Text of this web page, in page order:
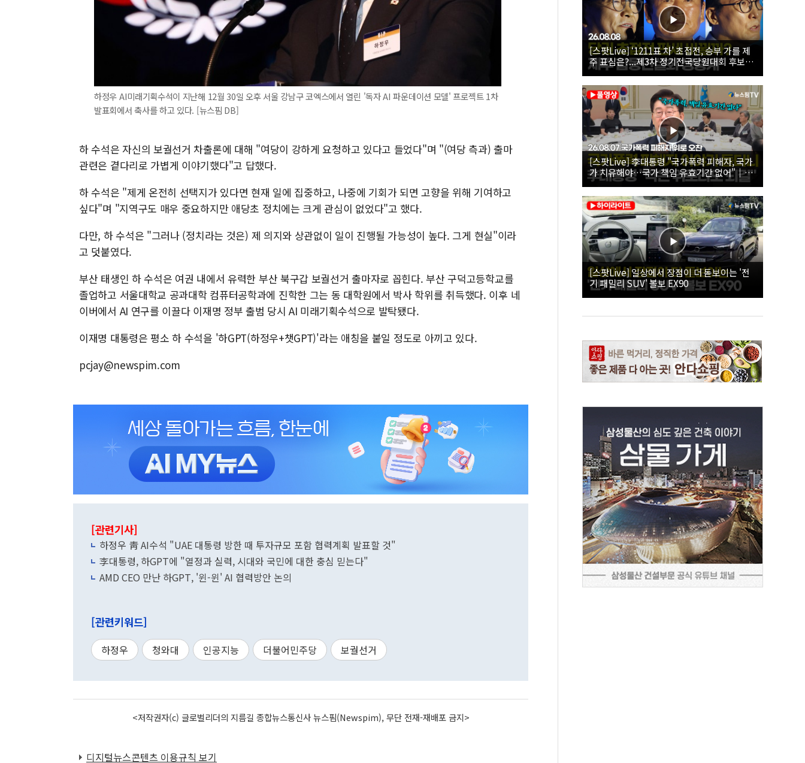
하정우 AI미래기획수석이 지난해 12월 30일 오후 서울 강남구 코엑스에서 열린 '독자 AI 파운데이션 모델' 프로젝트 1차
발표회에서 축사를 하고 있다. [뉴스핌 DB]
하 수석은 자신의 보궐선거 차출론에 대해 "여당이 강하게 요청하고 있다고 들었다"며 "(여당 측과) 출마
관련은 곁다리로 가볍게 이야기했다"고 답했다.
하 수석은 "제게 온전히 선택지가 있다면 현재 일에 집중하고, 나중에 기회가 되면 고향을 위해 기여하고
싶다"며 "지역구도 매우 중요하지만 애당초 정치에는 크게 관심이 없었다"고 했다.
다만, 하 수석은 "그러나 (정치라는 것은) 제 의지와 상관없이 일이 진행될 가능성이 높다. 그게 현실"이라
고 덧붙였다.
부산 태생인 하 수석은 여권 내에서 유력한 부산 북구갑 보궐선거 출마자로 꼽힌다. 부산 구덕고등학교를
졸업하고 서울대학교 공과대학 컴퓨터공학과에 진학한 그는 동 대학원에서 박사 학위를 취득했다. 이후 네
이버에서 AI 연구를 이끌다 이재명 정부 출범 당시 AI 미래기획수석으로 발탁됐다.
이재명 대통령은 평소 하 수석을 '하GPT(하정우+챗GPT)'라는 애칭을 붙일 정도로 아끼고 있다.
pcjay@newspim.com
[관련기사]
하정우 靑 AI수석 "UAE 대통령 방한 때 투자규모 포함 협력계획 발표할 것"
李대통령, 하GPT에 "열정과 실력, 시대와 국민에 대한 충심 믿는다"
AMD CEO 만난 하GPT, '윈-윈' AI 협력방안 논의
[관련키워드]
하정우 청와대 인공지능 더불어민주당 보궐선거
<저작권자(c) 글로벌리더의 지름길 종합뉴스통신사 뉴스핌(Newspim), 무단 전재-재배포 금지>
디지털뉴스콘텐츠 이용규칙 보기
[스팟Live] ‘1211표 차’ 초접전, 승부 가를 제
주 표심은?...제3차 정기전국당원대회 후보자
제주 합동연설회 생중계 | 26.08.08
[스팟Live] 李대통령 "국가폭력 피해자, 국가
가 치유해야…국가 책임 유효기간 없어"｜
26.08.07 국가폭력 피해자 위로 오찬
[스팟Live] 일상에서 장점이 더 돋보이는 '전
기 패밀리 SUV' 볼보 EX90